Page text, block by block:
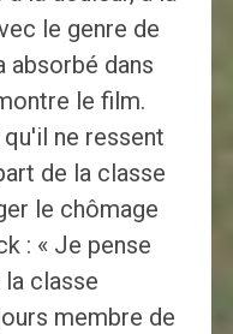
le genre de
absorbé dans
le film.
ne ressent
de la classe
le chômage
: « Je pense
classe
membre de